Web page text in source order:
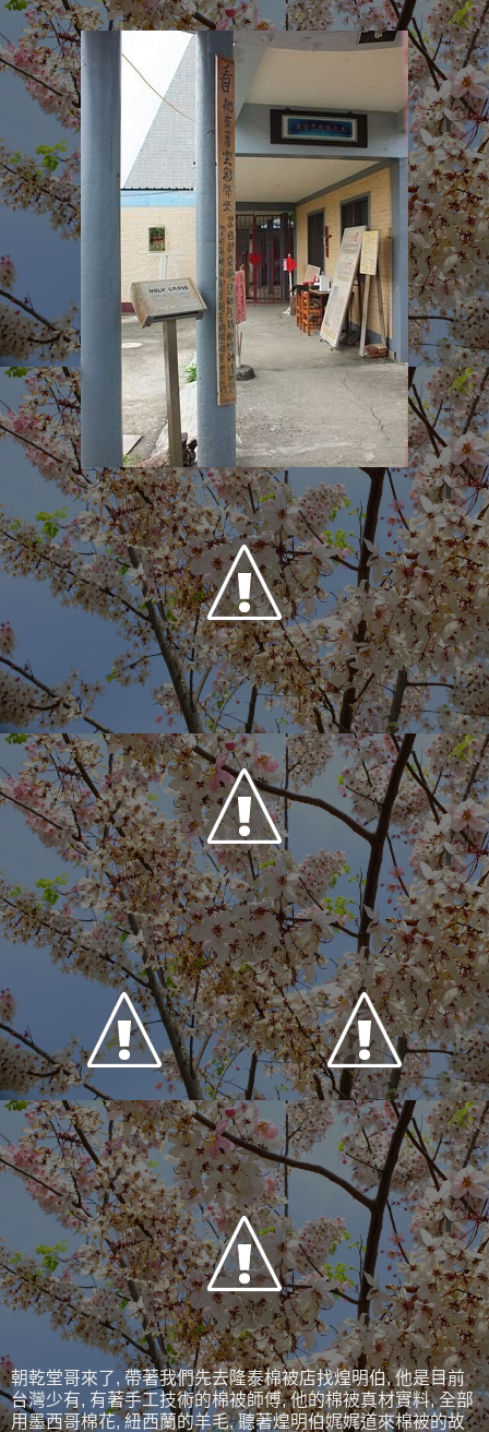
朝乾堂哥來了, 帶著我們先去隆泰棉被店找煌明伯, 他是目前
台灣少有, 有著手工技術的棉被師傅, 他的棉被真材實料, 全部
用墨西哥棉花, 紐西蘭的羊毛, 聽著煌明伯娓娓道來棉被的故